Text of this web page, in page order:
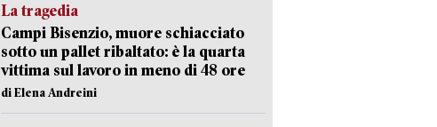
La tragedia
Campi Bisenzio, muore schiacciato
sotto un pallet ribaltato: è la quarta
vittima sul lavoro in meno di 48 ore
di Elena Andreini